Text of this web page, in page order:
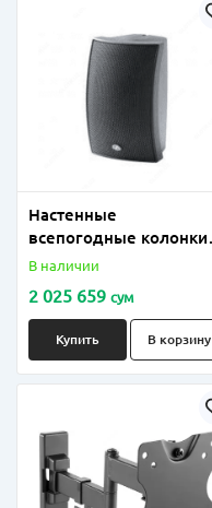
Настенные
всепогодные колонки
DAS 20-60 Вт
В наличии
2 025 659 сум
Купить В корзину